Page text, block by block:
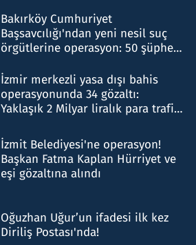
Bakırköy Cumhuriyet
Başsavcılığı'ndan yeni nesil suç
örgütlerine operasyon: 50 şüpheli
İzmir merkezli yasa dışı bahis
operasyonunda 34 gözaltı:
Yaklaşık 2 Milyar liralık para trafiği
İzmit Belediyesi'ne operasyon!
Başkan Fatma Kaplan Hürriyet ve
eşi gözaltına alındı
Oğuzhan Uğur’un ifadesi ilk kez
Diriliş Postası'nda!